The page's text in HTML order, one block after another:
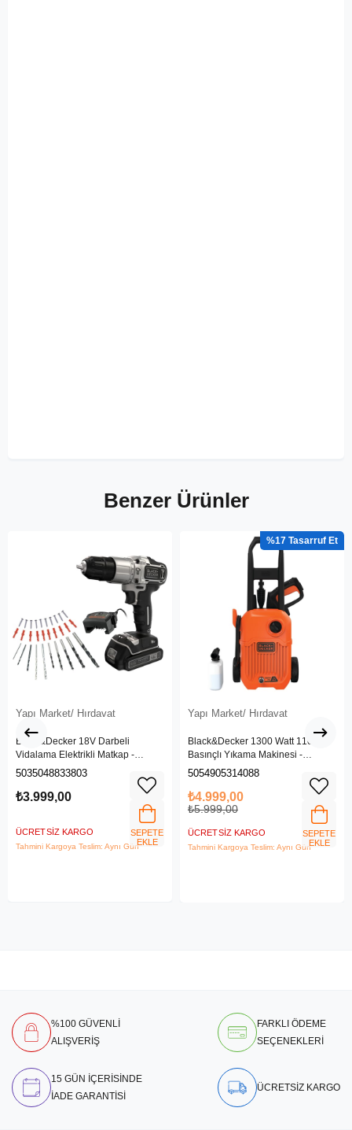
Benzer Ürünler
Yapı Market/ Hırdavat
Black&Decker 18V Darbeli
Vidalama Elektrikli Matkap -
BDCHD18SC1K-QW
5035048833803
₺3.999,00
ÜCRETSIZ KARGO
Tahmini Kargoya Teslim: Aynı Gün
SEPETE
EKLE
Yapı Market/ Hırdavat
Black&Decker 1300 Watt 110 Bar
Basınçlı Yıkama Makinesi -
(BEPW1300L-QS)
5054905314088
₺4.999,00
₺5.999,00
ÜCRETSIZ KARGO
Tahmini Kargoya Teslim: Aynı Gün
%17
SEPETE
EKLE
%100 GÜVENLİ
ALIŞVERİŞ
FARKLI ÖDEME
SEÇENEKLERİ
15 GÜN İÇERİSİNDE
İADE GARANTİSİ
ÜCRETSİZ KARGO